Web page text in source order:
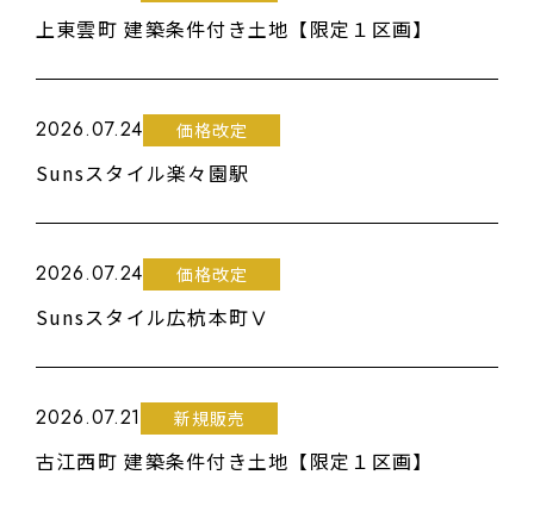
上東雲町 建築条件付き土地【限定１区画】
2026.07.24 価格改定
Sunsスタイル楽々園駅
2026.07.24 価格改定
Sunsスタイル広杭本町Ⅴ
2026.07.21 新規販売
古江西町 建築条件付き土地【限定１区画】